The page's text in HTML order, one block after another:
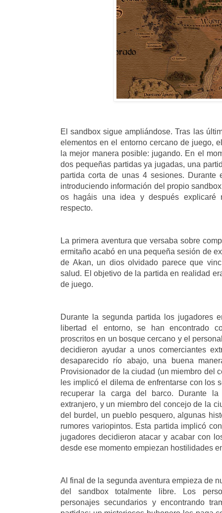
El sandbox sigue ampliándose. Tras las
elementos en el entorno cercano de juego,
la mejor manera posible: jugando. En el
dos pequeñas partidas ya jugadas, una
partida corta de unas 4 sesiones. Durante
introduciendo información del propio
os hagáis una idea y después explicaré
respecto.
La primera aventura que versaba sobre
ermitaño acabó en una pequeña sesión de
de Akan, un dios olvidado parece que
salud. El objetivo de la partida en realidad
de juego.
Durante la segunda partida los jugadores
libertad el entorno, se han encontrado
proscritos en un bosque cercano y el
decidieron ayudar a unos comerciantes
desaparecido río abajo, una buena
Provisionador de la ciudad (un miembro del
les implicó el dilema de enfrentarse con los
recuperar la carga del barco. Durante
extranjero, y un miembro del concejo de la
del burdel, un pueblo pesquero, algunas
rumores variopintos. Esta partida implicó
jugadores decidieron atacar y acabar con
desde ese momento empiezan hostilidades
Al final de la segunda aventura empieza de
del sandbox totalmente libre. Los
personajes secundarios y encontrando